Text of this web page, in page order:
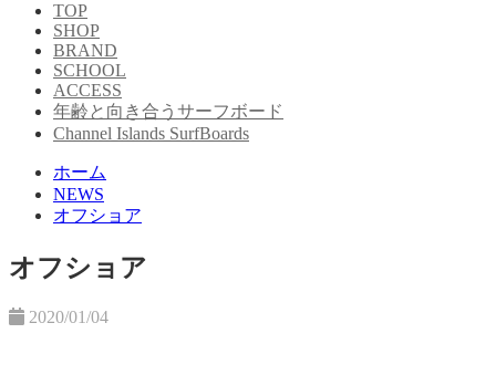
TOP
SHOP
BRAND
SCHOOL
ACCESS
年齢と向き合うサーフボード
Channel Islands SurfBoards
ホーム
NEWS
オフショア
オフショア
2020/01/04